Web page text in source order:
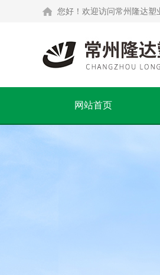
您好！欢迎访问常州隆达塑
网站首页